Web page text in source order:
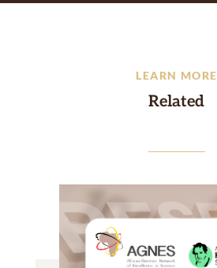
LEARN MORE
Related